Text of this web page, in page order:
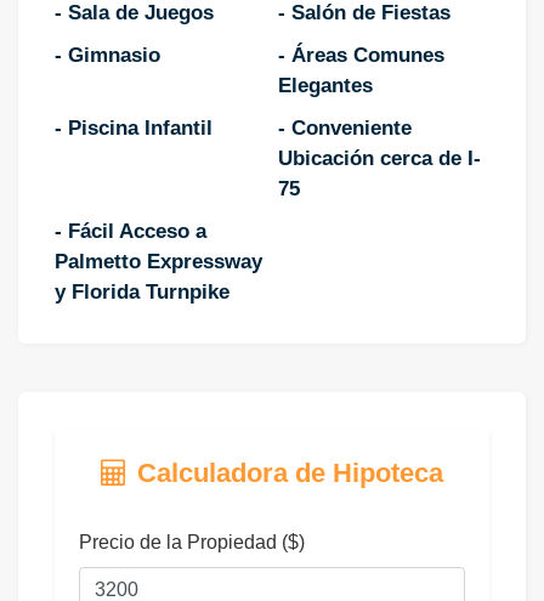
- Sala de Juegos
- Salón de Fiestas
- Gimnasio
- Áreas Comunes
Elegantes
- Piscina Infantil
- Conveniente
Ubicación cerca de I-
75
- Fácil Acceso a
Palmetto Expressway
y Florida Turnpike
Calculadora de Hipoteca
Precio de la Propiedad ($)